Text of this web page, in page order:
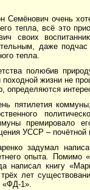
Семёнович очень
тепла, всё это
своих
даже
тепла.
полюбив
походной жизни не
определяются
пятилетия
премировало
УССР – почётной
задумал
опыта. Помимо
написал книгу
лет
«ФД-1».